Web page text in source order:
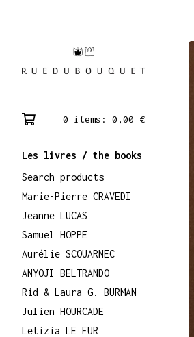
0 items: 0,00 €
Les livres / the books
Search products
Marie-Pierre CRAVEDI
Jeanne LUCAS
Samuel HOPPE
Aurélie SCOUARNEC
ANYOJI BELTRANDO
Rid & Laura G. BURMAN
Julien HOURCADE
Letizia LE FUR